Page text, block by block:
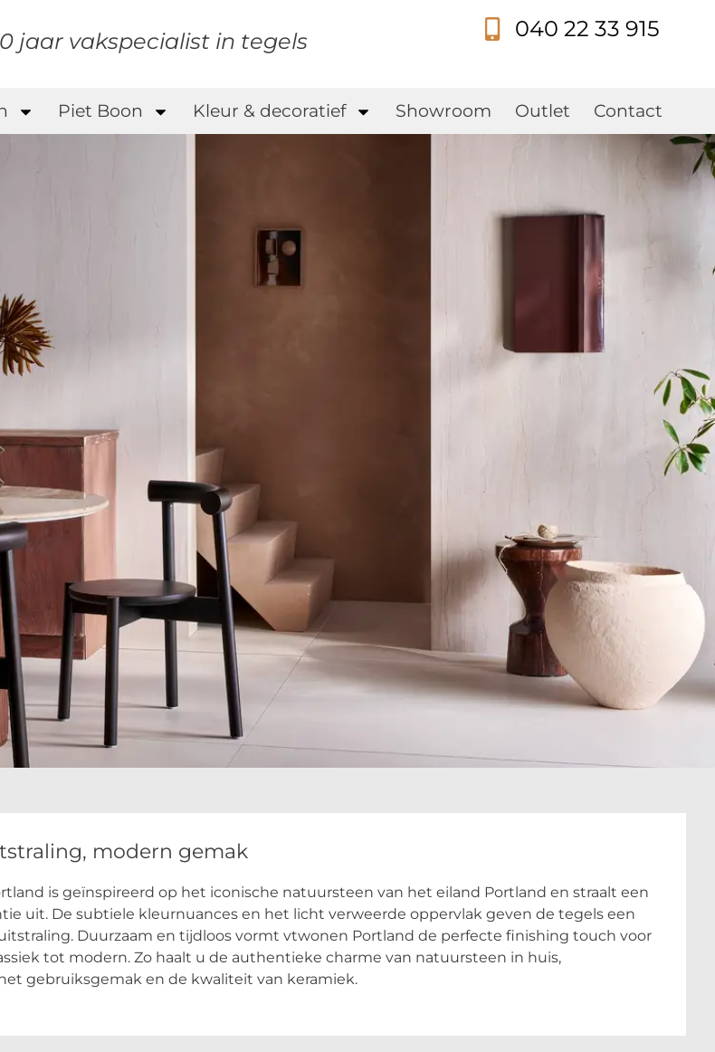
jaar vakspecialist in tegels 040 22 33 915
Piet Boon Kleur & decoratief Showroom Outlet Contact
modern gemak
is geïnspireerd op het iconische natuursteen van het eiland Portland en straalt een
uit. De subtiele kleurnuances en het licht verweerde oppervlak geven de tegels een
Duurzaam en tijdloos vormt vtwonen Portland de perfecte finishing touch voor
tot modern. Zo haalt u de authentieke charme van natuursteen in huis,
gebruiksgemak en de kwaliteit van keramiek.